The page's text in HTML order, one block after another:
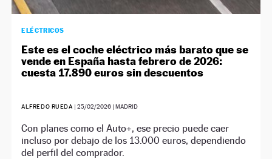
ELÉCTRICOS
Este es el coche eléctrico más barato que se
vende en España hasta febrero de 2026:
cuesta 17.890 euros sin descuentos
ALFREDO RUEDA | 25/02/2026| MADRID
Con planes como el Auto+, ese precio puede caer
incluso por debajo de los 13.000 euros, dependiendo
del perfil del comprador.